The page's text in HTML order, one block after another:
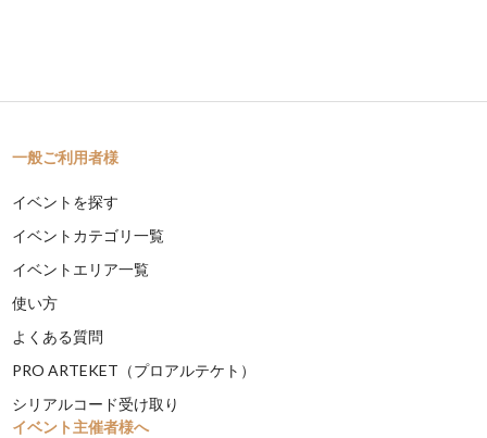
一般ご利用者様
イベントを探す
イベントカテゴリ一覧
イベントエリア一覧
使い方
よくある質問
PRO ARTEKET（プロアルテケト）
シリアルコード受け取り
イベント主催者様へ